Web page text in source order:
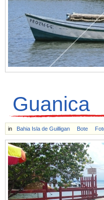
Guanica
in Bahia Isla de Guilligan Bote